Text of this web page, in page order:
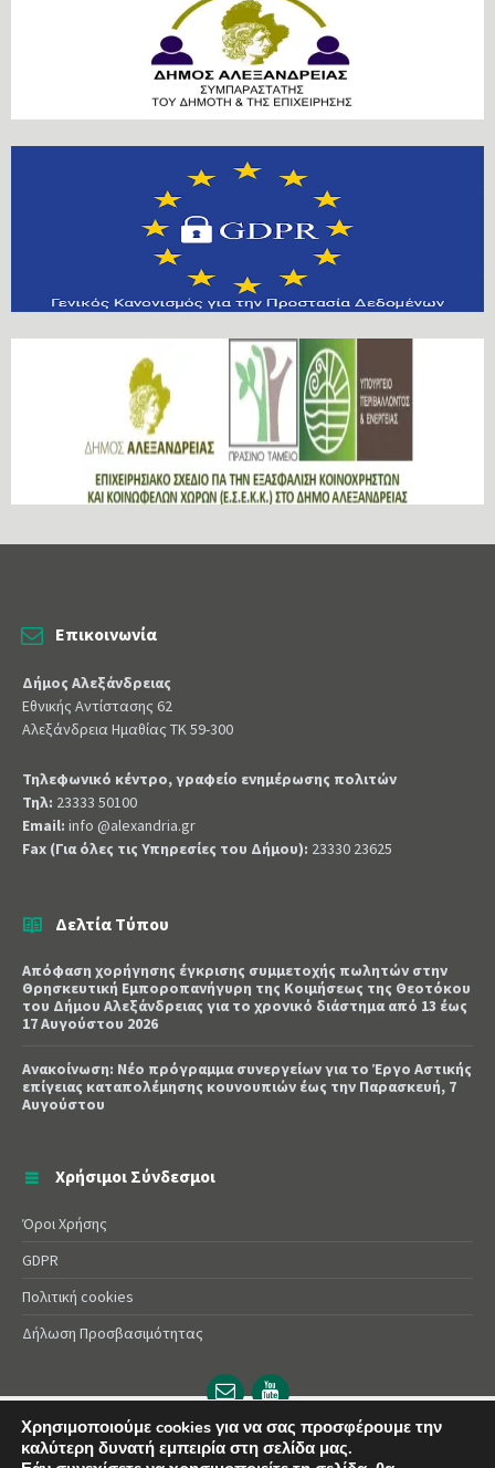
Επικοινωνία
Δήμος Αλεξάνδρειας
Εθνικής Αντίστασης 62
Αλεξάνδρεια Ημαθίας ΤΚ 59-300
Τηλεφωνικό κέντρο, γραφείο ενημέρωσης πολιτών
Τηλ: 23333 50100
Email: info @alexandria.gr
Fax (Για όλες τις Υπηρεσίες του Δήμου): 23330 23625
Δελτία Τύπου
Απόφαση χορήγησης έγκρισης συμμετοχής πωλητών στην
Θρησκευτική Εμποροπανήγυρη της Κοιμήσεως της Θεοτόκου
του Δήμου Αλεξάνδρειας για το χρονικό διάστημα από 13 έως
17 Αυγούστου 2026
Ανακοίνωση: Νέο πρόγραμμα συνεργείων για το Έργο Αστικής
επίγειας καταπολέμησης κουνουπιών έως την Παρασκευή, 7
Αυγούστου
Χρήσιμοι Σύνδεσμοι
Όροι Χρήσης
GDPR
Πολιτική cookies
Δήλωση Προσβασιμότητας
Email
url
YouTube
url
© 2025 Δήμος Αλεξάνδρειας | Powered byApogee
Χρησιμοποιούμε cookies για να σας προσφέρουμε την
καλύτερη δυνατή εμπειρία στη σελίδα μας.